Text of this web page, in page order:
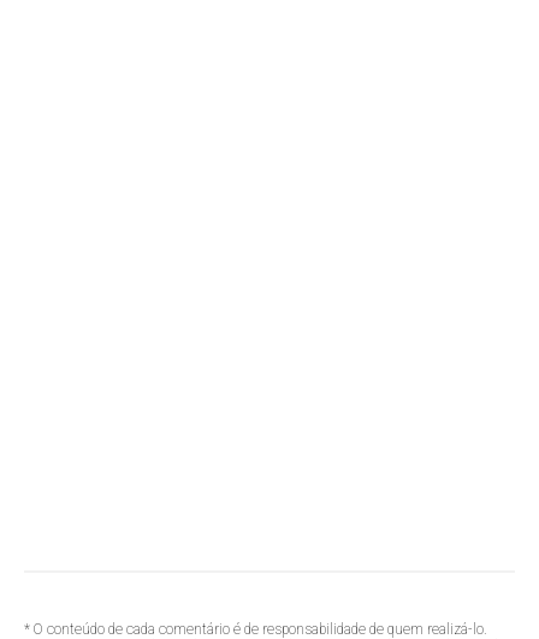
* O conteúdo de cada comentário é de responsabilidade de quem realizá-lo.